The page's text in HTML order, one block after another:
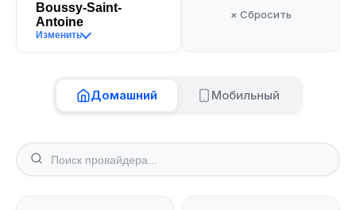
Boussy-Saint-
Antoine
Изменить
× Сбросить
Домашний Мобильный